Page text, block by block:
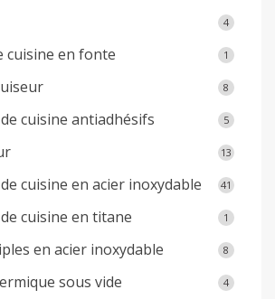
4
cuisine en fonte 1
8
cuisine antiadhésifs 5
13
cuisine en acier inoxydable 41
cuisine en titane 1
en acier inoxydable 8
sous vide 4